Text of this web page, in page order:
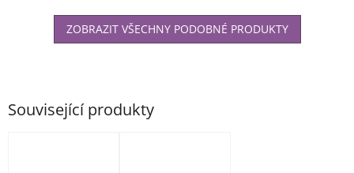
Související produkty
ZOBRAZIT VŠECHNY PODOBNÉ PRODUKTY